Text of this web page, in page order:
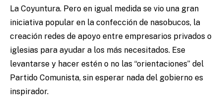
La Coyuntura. Pero en igual medida se vio una gran
iniciativa popular en la confección de nasobucos, la
creación redes de apoyo entre empresarios privados o
iglesias para ayudar a los más necesitados. Ese
levantarse y hacer estén o no las “orientaciones” del
Partido Comunista, sin esperar nada del gobierno es
inspirador.